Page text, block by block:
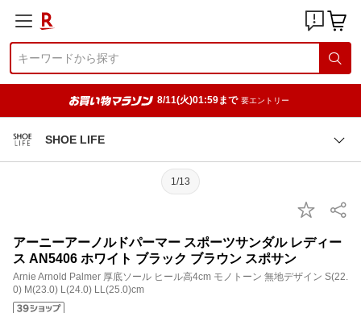
8/11(火)01:59まで 要エントリー
SHOE LIFE
1/13
アーニーアーノルドパーマー スポーツサンダル レディー
ス AN5406 ホワイト ブラック ブラウン スポサン
Arnie Arnold Palmer 厚底ソール ヒール高4cm モノトーン 無地デザイン S(22.
0) M(23.0) L(24.0) LL(25.0)cm